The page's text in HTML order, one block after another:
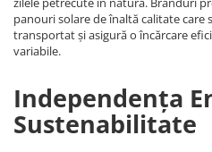
panouri solare de înaltă calitate care
transportat și asigură o încărcare
variabile.
Independența
Sustenabilitate